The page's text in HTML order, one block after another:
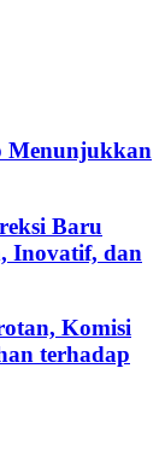
Menunjukkan
Baru
Inovatif, dan
Komisi
terhadap